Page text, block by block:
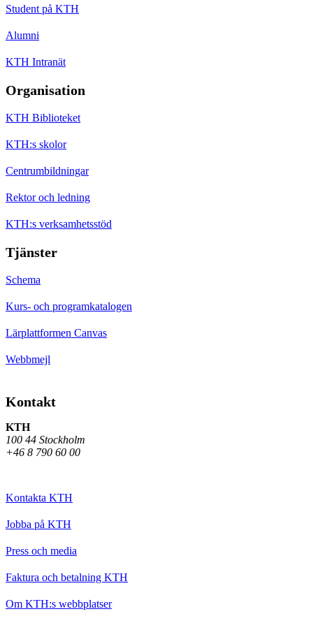
Student på KTH
Alumni
KTH Intranät
Organisation
KTH Biblioteket
KTH:s skolor
Centrumbildningar
Rektor och ledning
KTH:s verksamhetsstöd
Tjänster
Schema
Kurs- och programkatalogen
Lärplattformen Canvas
Webbmejl
Kontakt
KTH
100 44 Stockholm
+46 8 790 60 00
Kontakta KTH
Jobba på KTH
Press och media
Faktura och betalning KTH
Om KTH:s webbplatser